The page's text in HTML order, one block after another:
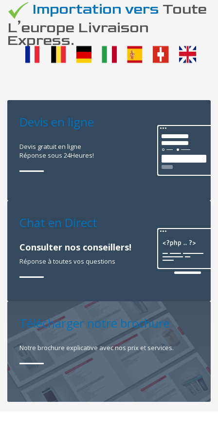
Importation vers Toute
L’europe Livraison
Express.
Devis en ligne
Devis gratuit en ligne
Réponse sous 24Heures!
Chat en Direct
Consulter nos conseillers!
Réponse à toutes vos questions
Télécharger notre brochure
Notre brochure explicative avec nos prix et services.